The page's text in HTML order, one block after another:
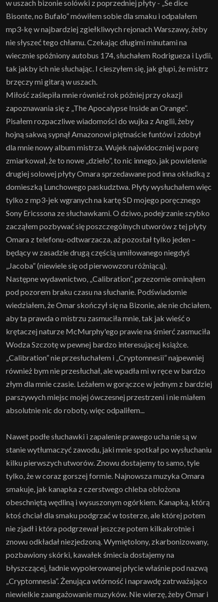
w uszach bizonie solówki z poprzedniej płyty - „Se dice
Bisonte, no Bufalo” mówiłem sobie dla smaku i odpalałem
mp3-kę w najbardziej zgiełkliwych rejonach Warszawy, żeby
nie słyszeć tego chłamu. Czekając długimi minutami na
wiecznie spóźniony autobus 174, słuchałem Rodrigueza i Lydii,
tak jakby ich nie słuchając. I cieszyłem się, jak głupi, że mistrz
brzęczy mi gitarą w uszach.
Miłość zaślepiła mnie również rok później przy okazji
zapoznawania się z „The Apocalypse Inside an Orange”.
Pisałem rozpaczliwe wiadomości do wujka z Anglii, żeby
hojną sakwą sypnął Amazonowi piętnaście funtów i zdobył
dla mnie nowy album mistrza. Wujek najwidoczniej w porę
zmiarkował, że to nowe „dzieło”, to nic innego, jak powielenie
drugiej solowej płyty Omara sprzedawane pod inna okładką z
domieszką Lunchowego paskudztwa. Płyty wysłuchałem więc
tylko z mp3-jek wgranych na kartę SD mojego poręcznego
Sony Ericssona ze słuchawkami. O dziwo, podejrzanie szybko
zacząłem pozbywać się poszczególnych utworów z tej płyty
Omara z telefonu-odtwarzacza, aż pozostał tylko jeden –
będący w zasadzie drugą częścią umiłowanego niegdyś
„Jacoba” (niewiele się od pierwowzoru różniącą).
Następne wydawnictwo, „Calibration”, przezornie ominąłem
pod pozorem braku czasu na słuchanie. Podświadomie
wiedziałem, że Omar skończył się na Bizonie, ale nie chciałem,
aby ta prawda o mistrzu zasmuciła mnie, tak jak wieść o
krętaczej naturze McMurphy'ego prawie na śmierć zasmuciła
Wodza Szczotę w pewnej bardzo interesującej książce.
„Calibration” nie przesłuchałem i „Cryptomnesii” najpewniej
również bym nie przesłuchał, ale wpadła mi w ręce w bardzo
złym dla mnie czasie. Leżałem w gorączce w jednym z bardziej
parszywych miejsc mojej ówczesnej przestrzeni i nie miałem
absolutnie nic do roboty, więc odpaliłem...
Nawet podłe słuchawki i zapalenie prawego ucha nie są w
stanie wytłumaczyć zawodu, jaki mnie spotkał po wysłuchaniu
kilku pierwszych utworów. Znowu dostajemy to samo, tyle
tylko, że w coraz gorszej formie. Najnowsza muzyka Omara
smakuje, jak kanapka z czerstwego chleba obłożona
obeschniętą wędliną i wysuszonym ogórkiem. Kanapką, którą
ktoś chciał dla smaku podgrzać w tosterze, ale której potem
nie zjadł i która podgrzewał jeszcze potem kilkakrotnie i
znowu odkładał niezjedzoną. Wymiętolony, zkarbonizowany,
pozbawiony skórki, kawałek śmiecia dostajemy na
błyszczącej, ładnie wypolerowanej płycie właśnie pod nazwą
„Cryptomnesia”. Żenująca wtórność i naprawdę zatrważająco
niewielkie zaangażowanie muzyków. Nie wierzę, żeby Omar i